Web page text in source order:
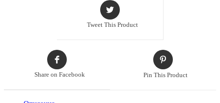
Tweet This Product
Share on Facebook Pin This Product